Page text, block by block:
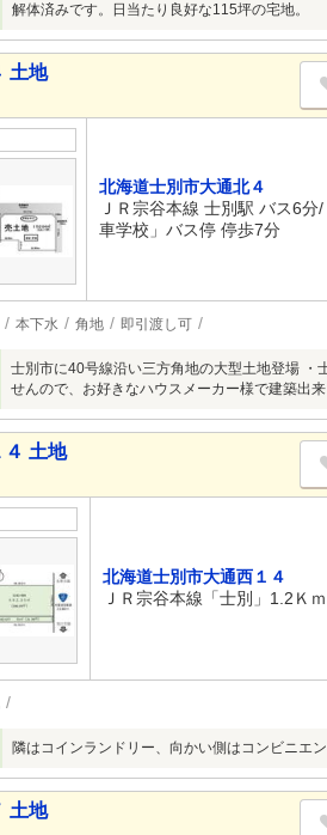
解体済みです。日当たり良好な115坪の宅地。
土地
北海道士別市大通北４
ＪＲ宗谷本線 士別駅 バス6分
車学校」バス停 停歩7分
本下水 角地 即引渡し可
士別市に40号線沿い三方角地の大型土地登場
せんので、お好きなハウスメーカー様で建築出
土地
北海道士別市大通西１４
ＪＲ宗谷本線「士別」1.2Ｋｍ
隣はコインランドリー、向かい側はコンビニエ
土地